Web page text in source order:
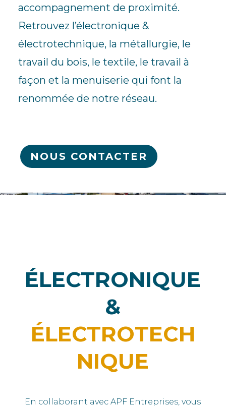
accompagnement de proximité.
Retrouvez l’électronique &
électrotechnique, la métallurgie, le
travail du bois, le textile, le travail à
façon et la menuiserie qui font la
renommée de notre réseau.
NOUS CONTACTER
ÉLECTRONIQUE
&
ÉLECTROTECH
NIQUE
En collaborant avec APF Entreprises, vous